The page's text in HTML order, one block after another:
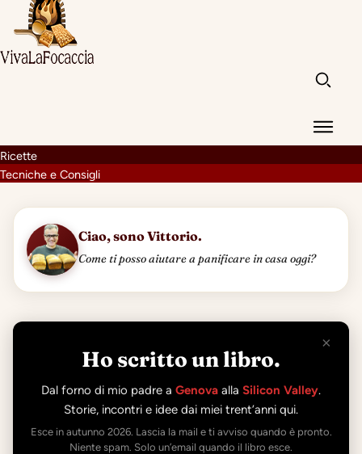
Ricette
Tecniche e Consigli
Ciao, sono Vittorio.
Come ti posso aiutare a panificare in casa oggi?
×
Ho scritto un libro.
Dal forno di mio padre a Genova alla Silicon Valley.
Storie, incontri e idee dai miei trent’anni qui.
Esce in autunno 2026. Lascia la mail e ti avviso quando è pronto.
Niente spam. Solo un’email quando il libro esce.